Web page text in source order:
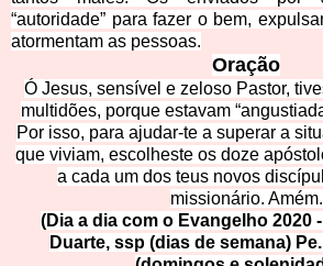
“autoridade” para fazer o bem,
atormentam as pessoas.
Oração
Ó Jesus, sensível e zeloso Pastor,
multidões, porque estavam
Por isso, para ajudar-te a superar a
que viviam, escolheste os doze
a cada um dos teus novos
missionário. Amém.
(Dia a dia com o Evangelho 2020
Duarte, ssp (dias de semana)